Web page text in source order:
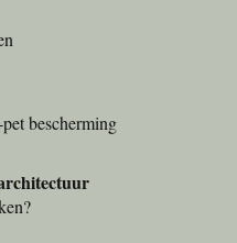
bescherming